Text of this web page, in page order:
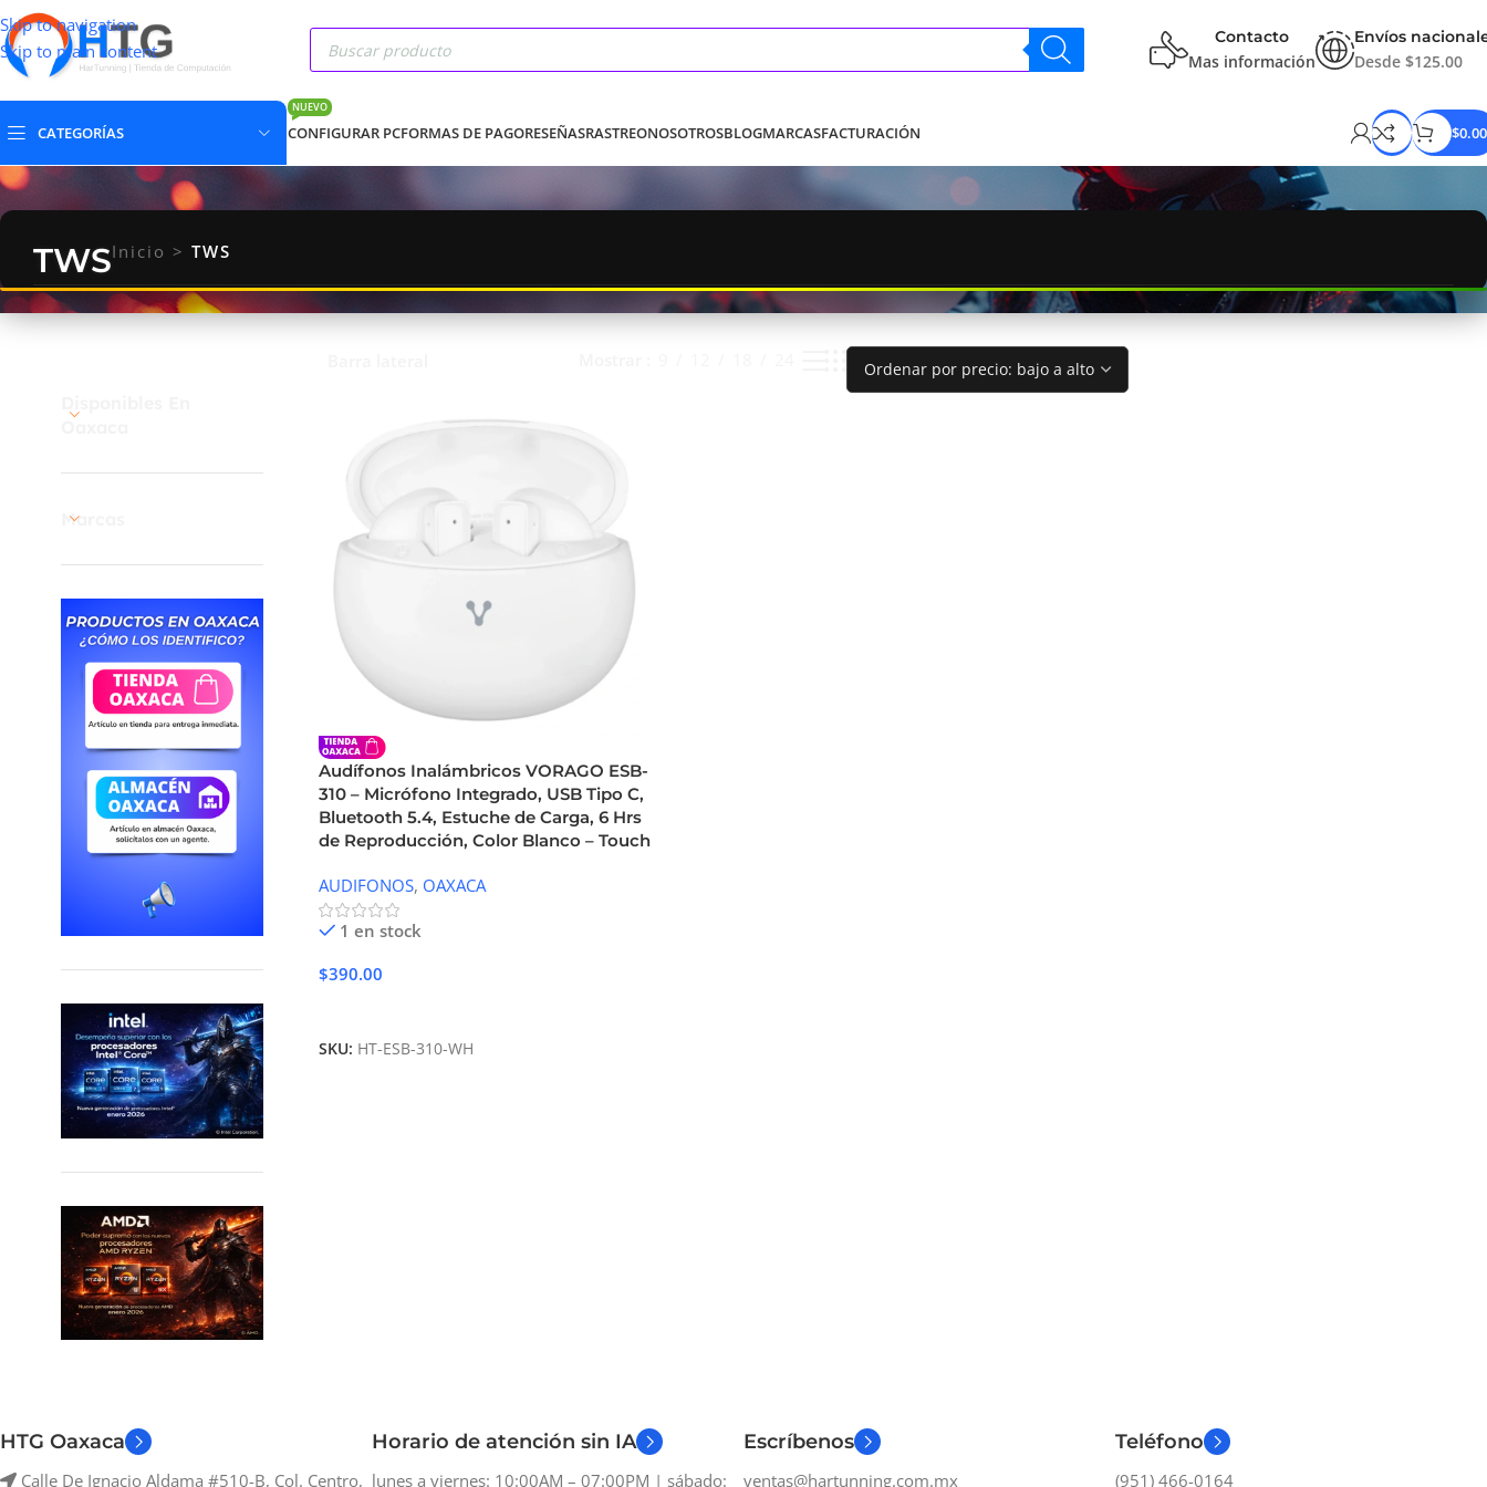
Skip to navigation
Skip to main content
Contacto
Mas información
Envíos
Desde $125.00
CATEGORÍAS CONFIGURAR PC
NUEVO
FORMAS DE PAGORESEÑASRASTREONOSOTROSBLOGMARCASFACTURACIÓN $0.00
TWSInicio > TWS
Marcas
Audífonos Inalámbricos VORAGO ESB-
310 – Micrófono Integrado, USB Tipo C,
Bluetooth 5.4, Estuche de Carga, 6 Hrs
de Reproducción, Color Blanco – Touch
AUDIFONOS, OAXACA
1 en stock
$390.00
SKU: HT-ESB-310-WH
HTG Oaxaca
Calle De Ignacio Aldama #510-B, Col. Centro,
Horario de atención sin IA
lunes a viernes: 10:00AM – 07:00PM | sábado:
Escríbenos
ventas@hartunning.com.mx
Teléfono
(951) 466-0164